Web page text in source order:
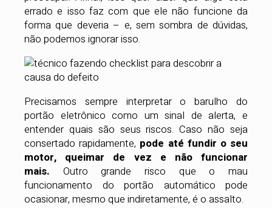
errado e isso faz com que ele não funcione da
forma que deveria – e, sem sombra de dúvidas,
não podemos ignorar isso.
Precisamos sempre interpretar o barulho do
portão eletrônico como um sinal de alerta, e
entender quais são seus riscos. Caso não seja
consertado rapidamente, pode até fundir o seu
motor, queimar de vez e não funcionar
mais. Outro grande risco que o mau
funcionamento do portão automático pode
ocasionar, mesmo que indiretamente, é o assalto.